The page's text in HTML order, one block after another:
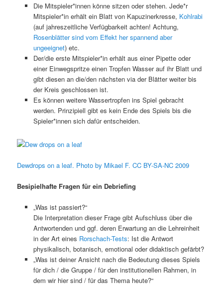
i
g
a
t
o
n
Die Mitspieler*innen könne sitzen oder stehen. Jede*r
Mitspieler*in erhält ein Blatt von Kapuzinerkresse, Kohlrabi
(auf jahreszeitliche Verfügbarkeit achten! Achtung,
Rosenblätter sind vom Effekt her spannend aber
ungeeignet) etc.
Der/die erste Mitspieler*in erhält aus einer Pipette oder
einer Einwegspritze einen Tropfen Wasser auf ihr Blatt und
gibt diesen an die/den nächsten via der Blätter weiter bis
der Kreis geschlossen ist.
Es können weitere Wassertropfen ins Spiel gebracht
werden. Prinzipiell gibt es kein Ende des Spiels bis die
Spieler*innen sich dafür entscheiden.
Dewdrops on a leaf. Photo by Mikael F. CC BY-SA-NC 2009
Besipielhafte Fragen für ein Debriefing
„Was ist passiert?“
Die Interpretation dieser Frage gibt Aufschluss über die
Antwortenden und ggf. deren Erwartung an die Lehreinheit
in der Art eines Rorschach-Tests: Ist die Antwort
physikalisch, botanisch, emotional oder didaktisch gefärbt?
„Was ist deiner Ansicht nach die Bedeutung dieses Spiels
für dich / die Gruppe / für den institutionellen Rahmen, in
dem wir hier sind / für das Thema heute?“